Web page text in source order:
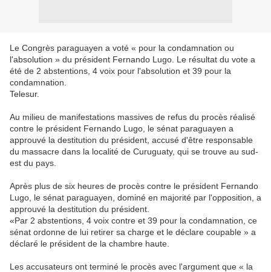
Le Congrès paraguayen a voté « pour la condamnation ou
l'absolution » du président Fernando Lugo. Le résultat du vote a
été de 2 abstentions, 4 voix pour l'absolution et 39 pour la
condamnation.
Telesur.
Au milieu de manifestations massives de refus du procès réalisé
contre le président Fernando Lugo, le sénat paraguayen a
approuvé la destitution du président, accusé d'être responsable
du massacre dans la localité de Curuguaty, qui se trouve au sud-
est du pays.
Après plus de six heures de procès contre le président Fernando
Lugo, le sénat paraguayen, dominé en majorité par l'opposition, a
approuvé la destitution du président.
«Par 2 abstentions, 4 voix contre et 39 pour la condamnation, ce
sénat ordonne de lui retirer sa charge et le déclare coupable » a
déclaré le président de la chambre haute.
Les accusateurs ont terminé le procès avec l'argument que « la